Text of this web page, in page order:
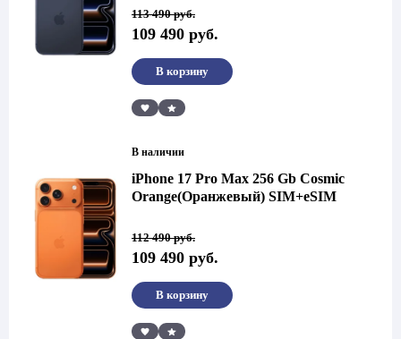
113 490руб.
Первоначальная
цена
составляла
490 руб..
109 490 руб.
Текущая
цена:
109
Сравнить
В корзину
В наличии
iPhone 17 Pro Max 256 Gb Cosmic
Orange(Оранжевый) SIM+eSIM
112 490руб.
Первоначальная
цена
составляла
490 руб..
109 490 руб.
Текущая
цена:
109
Сравнить
В корзину